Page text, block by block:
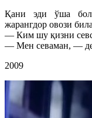
Қани эди ўша
жарангдор овози
— Ким шу қизни
— Мен севаман, —
2009